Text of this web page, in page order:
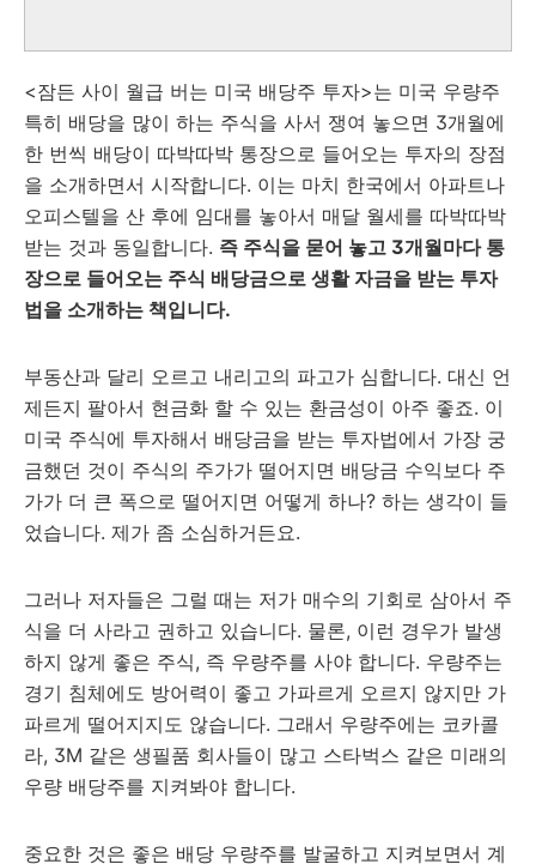
<잠든 사이 월급 버는 미국 배당주 투자>는 미국 우량주
특히 배당을 많이 하는 주식을 사서 쟁여 놓으면 3개월에
한 번씩 배당이 따박따박 통장으로 들어오는 투자의 장점
을 소개하면서 시작합니다. 이는 마치 한국에서 아파트나
오피스텔을 산 후에 임대를 놓아서 매달 월세를 따박따박
받는 것과 동일합니다. 즉 주식을 묻어 놓고 3개월마다 통
장으로 들어오는 주식 배당금으로 생활 자금을 받는 투자
법을 소개하는 책입니다.
부동산과 달리 오르고 내리고의 파고가 심합니다. 대신 언
제든지 팔아서 현금화 할 수 있는 환금성이 아주 좋죠. 이
미국 주식에 투자해서 배당금을 받는 투자법에서 가장 궁
금했던 것이 주식의 주가가 떨어지면 배당금 수익보다 주
가가 더 큰 폭으로 떨어지면 어떻게 하나? 하는 생각이 들
었습니다. 제가 좀 소심하거든요.
그러나 저자들은 그럴 때는 저가 매수의 기회로 삼아서 주
식을 더 사라고 권하고 있습니다. 물론, 이런 경우가 발생
하지 않게 좋은 주식, 즉 우량주를 사야 합니다. 우량주는
경기 침체에도 방어력이 좋고 가파르게 오르지 않지만 가
파르게 떨어지지도 않습니다. 그래서 우량주에는 코카콜
라, 3M 같은 생필품 회사들이 많고 스타벅스 같은 미래의
우량 배당주를 지켜봐야 합니다.
중요한 것은 좋은 배당 우량주를 발굴하고 지켜보면서 계